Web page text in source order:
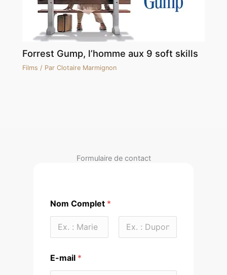
Forrest Gump, l’homme aux 9 soft skills
Films / ParClotaire Marmignon
Formulaire de contact
Nom Complet *
-
m
E-mail *